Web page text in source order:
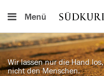
Menü
Wir lassen nur die Hand los,
nicht den Menschen.